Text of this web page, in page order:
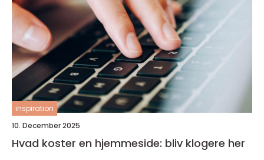
inspiration
10. December 2025
Hvad koster en hjemmeside: bliv klogere her